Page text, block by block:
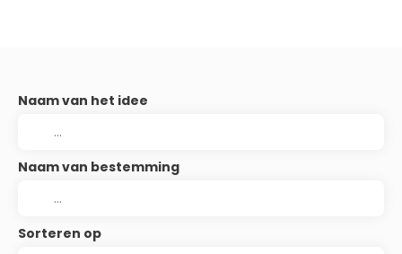
Naam van het idee
Naam van bestemming
Sorteren op